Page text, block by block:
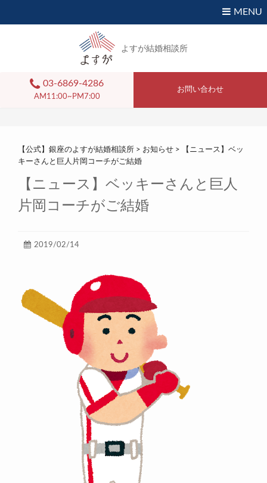
MENU
よすが結婚相談所
03-6869-4286
AM11:00~PM7:00
お問い合わせ
【公式】銀座のよすが結婚相談所 > お知らせ >
【ニュース】ベッ
キーさんと巨人片岡コーチがご結婚
【ニュース】ベッキーさんと巨人
片岡コーチがご結婚
2019/02/14